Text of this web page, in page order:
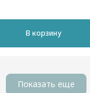
В корзину
Показать еще